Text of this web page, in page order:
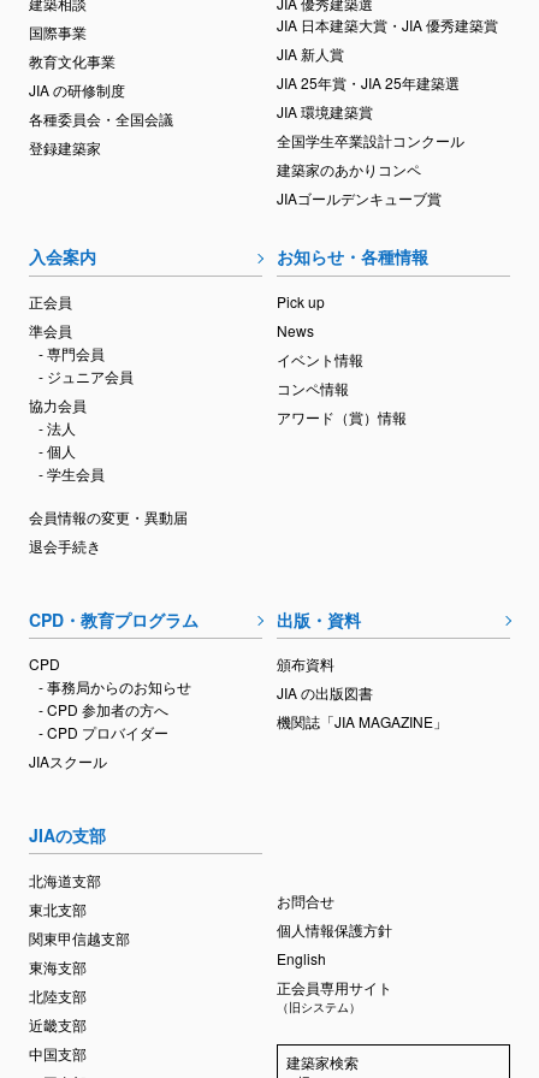
国際事業
教育文化事業
JIA の研修制度
各種委員会・全国会議
登録建築家
JIA 日本建築大賞・JIA 優秀建築賞
JIA 新人賞
JIA 25年賞・JIA 25年建築選
JIA 環境建築賞
全国学生卒業設計コンクール
建築家のあかりコンペ
JIAゴールデンキューブ賞
入会案内
正会員
準会員
- 専門会員
- ジュニア会員
協力会員
- 法人
- 個人
- 学生会員
会員情報の変更・異動届
退会手続き
お知らせ・各種情報
Pick up
News
イベント情報
コンペ情報
アワード（賞）情報
CPD・教育プログラム
CPD
- 事務局からのお知らせ
- CPD 参加者の方へ
- CPD プロバイダー
JIAスクール
出版・資料
頒布資料
JIA の出版図書
機関誌「JIA MAGAZINE」
JIAの支部
北海道支部
東北支部
関東甲信越支部
東海支部
北陸支部
近畿支部
中国支部
お問合せ
個人情報保護方針
English
正会員専用サイト
（旧システム）
建築家検索